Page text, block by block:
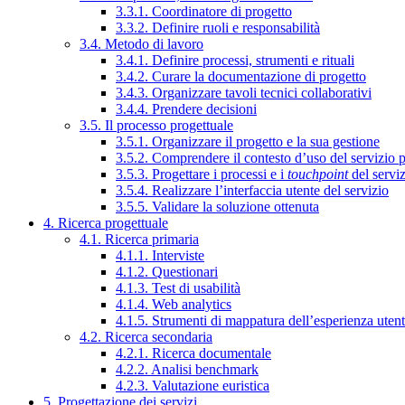
3.3.1. Coordinatore di progetto
3.3.2. Definire ruoli e responsabilità
3.4. Metodo di lavoro
3.4.1. Definire processi, strumenti e rituali
3.4.2. Curare la documentazione di progetto
3.4.3. Organizzare tavoli tecnici collaborativi
3.4.4. Prendere decisioni
3.5. Il processo progettuale
3.5.1. Organizzare il progetto e la sua gestione
3.5.2. Comprendere il contesto d’uso del servizio
3.5.3. Progettare i processi e i touchpointdel
3.5.4. Realizzare l’interfaccia utente del servizio
3.5.5. Validare la soluzione ottenuta
4. Ricerca progettuale
4.1. Ricerca primaria
4.1.1. Interviste
4.1.2. Questionari
4.1.3. Test di usabilità
4.1.4. Web analytics
4.1.5. Strumenti di mappatura dell’esperienza
4.2. Ricerca secondaria
4.2.1. Ricerca documentale
4.2.2. Analisi benchmark
4.2.3. Valutazione euristica
5. Progettazione dei servizi